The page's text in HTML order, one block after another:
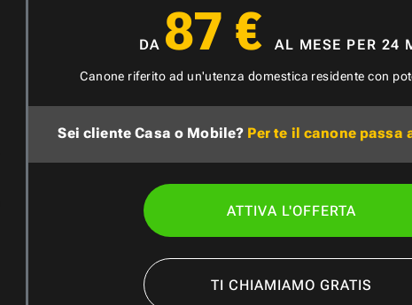
DA 87 €AL MESE PER 24
Canone riferito ad un'utenza domestica residente con
Sei cliente Casa o Mobile? Per te il canone passa
ATTIVA L'OFFERTA
TI CHIAMIAMO GRATIS